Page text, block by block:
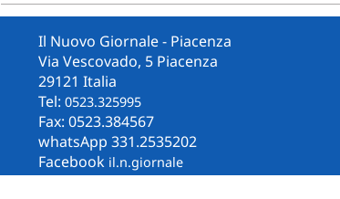
Il Nuovo Giornale - Piacenza
Via Vescovado, 5 Piacenza
29121 Italia
Tel:0523.325995
Fax: 0523.384567
whatsApp 331.2535202
Facebook il.n.giornale